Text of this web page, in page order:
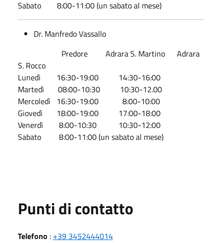
Sabato 8:00-11:00 (un sabato al mese)
Dr. Manfredo Vassallo
Predore Adrara S. Martino Adrara
S. Rocco
Lunedì 16:30-19:00 14:30-16:00
Martedì 08:00-10:30 10:30-12.00
Mercoledì 16:30-19:00 8:00-10:00
Giovedì 18:00-19:00 17:00-18:00
Venerdì 8:00-10:30 10:30-12:00
Sabato 8:00-11:00 (un sabato al mese)
Punti di contatto
Telefono : +39 3452444014